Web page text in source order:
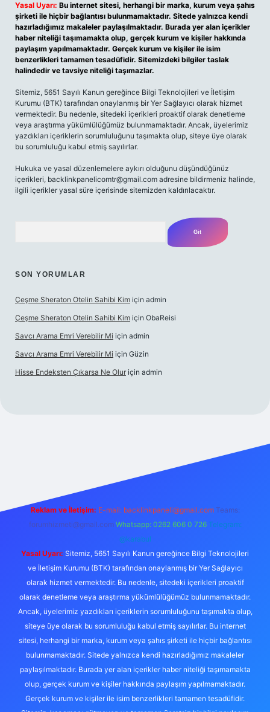
Yasal Uyarı: Bu internet sitesi, herhangi bir marka, kurum veya şahıs
şirketi ile hiçbir bağlantısı bulunmamaktadır. Sitede yalnızca kendi
hazırladığımız makaleler paylaşılmaktadır. Burada yer alan içerikler
haber niteliği taşımamakta olup, gerçek kurum ve kişiler hakkında
paylaşım yapılmamaktadır. Gerçek kurum ve kişiler ile isim
benzerlikleri tamamen tesadüfidir. Sitemizdeki bilgiler taslak
halindedir ve tavsiye niteliği taşımazlar.
Sitemiz, 5651 Sayılı Kanun gereğince Bilgi Teknolojileri ve İletişim
Kurumu (BTK) tarafından onaylanmış bir Yer Sağlayıcı olarak hizmet
vermektedir. Bu nedenle, sitedeki içerikleri proaktif olarak denetleme
veya araştırma yükümlülüğümüz bulunmamaktadır. Ancak, üyelerimiz
yazdıkları içeriklerin sorumluluğunu taşımakta olup, siteye üye olarak
bu sorumluluğu kabul etmiş sayılırlar.
Hukuka ve yasal düzenlemelere aykırı olduğunu düşündüğünüz
içerikleri, backlinkpanelicomtr@gmail.com adresine bildirmeniz halinde,
ilgili içerikler yasal süre içerisinde sitemizden kaldırılacaktır.
SON YORUMLAR
Çeşme Sheraton Otelin Sahibi Kim için admin
Çeşme Sheraton Otelin Sahibi Kim için ObaReisi
Savcı Arama Emri Verebilir Mi için admin
Savcı Arama Emri Verebilir Mi için Güzin
Hisse Endeksten Çıkarsa Ne Olur için admin
Reklam ve İletişim: E-mail: backlinkpaneli@gmail.com Teams:
forumhizmeti@gmail.com Whatsapp: 0262 606 0 726 Telegram:
@karabul
Yasal Uyarı: Sitemiz, 5651 Sayılı Kanun gereğince Bilgi Teknolojileri
ve İletişim Kurumu (BTK) tarafından onaylanmış bir Yer Sağlayıcı
olarak hizmet vermektedir. Bu nedenle, sitedeki içerikleri proaktif
olarak denetleme veya araştırma yükümlülüğümüz bulunmamaktadır.
Ancak, üyelerimiz yazdıkları içeriklerin sorumluluğunu taşımakta olup,
siteye üye olarak bu sorumluluğu kabul etmiş sayılırlar. Bu internet
sitesi, herhangi bir marka, kurum veya şahıs şirketi ile hiçbir bağlantısı
bulunmamaktadır. Sitede yalnızca kendi hazırladığımız makaleler
paylaşılmaktadır. Burada yer alan içerikler haber niteliği taşımamakta
olup, gerçek kurum ve kişiler hakkında paylaşım yapılmamaktadır.
Gerçek kurum ve kişiler ile isim benzerlikleri tamamen tesadüfidir.